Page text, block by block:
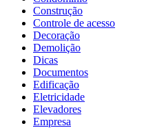
Construção
Controle de acesso
Decoração
Demolição
Dicas
Documentos
Edificação
Eletricidade
Elevadores
Empresa